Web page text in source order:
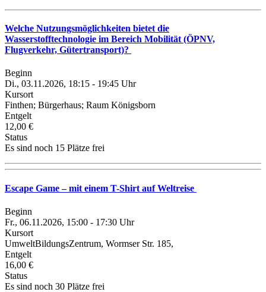
Welche Nutzungsmöglichkeiten bietet die
Wasserstofftechnologie im Bereich Mobilität (ÖPNV,
Flugverkehr, Gütertransport)?
Beginn
Di., 03.11.2026, 18:15 - 19:45 Uhr
Kursort
Finthen; Bürgerhaus; Raum Königsborn
Entgelt
12,00 €
Status
Es sind noch 15 Plätze frei
Escape Game – mit einem T-Shirt auf Weltreise
Beginn
Fr., 06.11.2026, 15:00 - 17:30 Uhr
Kursort
UmweltBildungsZentrum, Wormser Str. 185,
Entgelt
16,00 €
Status
Es sind noch 30 Plätze frei